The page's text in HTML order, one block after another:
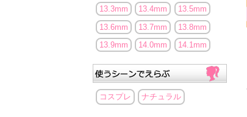
13.3mm
13.4mm
13.5mm
13.6mm
13.7mm
13.8mm
13.9mm
14.0mm 14.1mm
コスプレ ナチュラル